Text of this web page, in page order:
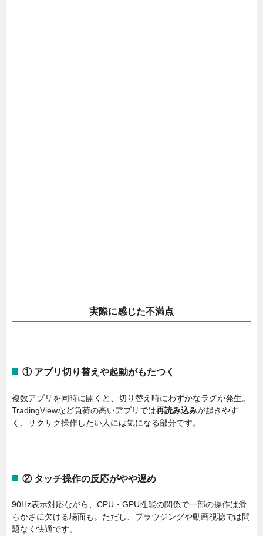
実際に感じた不満点
① アプリ切り替えや起動がもたつく
複数アプリを同時に開くと、切り替え時にわずかなラグが発生。
TradingViewなど負荷の高いアプリでは再読み込みが起きやす
く、サクサク操作したい人には気になる部分です。
② タッチ操作の反応がやや遅め
90Hz表示対応ながら、CPU・GPU性能の関係で一部の操作は滑
らかさに欠ける場面も。ただし、ブラウジングや動画視聴では問
題なく快適です。